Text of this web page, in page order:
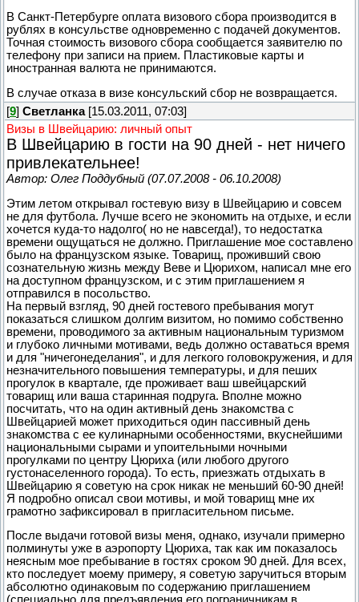
В Санкт-Петербурге оплата визового сбора производится в
рублях в консульстве одновременно с подачей документов.
Точная стоимость визового сбора сообщается заявителю по
телефону при записи на прием. Пластиковые карты и
иностранная валюта не принимаются.
В случае отказа в визе консульский сбор не возвращается.
[9] Светланка[15.03.2011, 07:03]
Визы в Швейцарию: личный опыт
В Швейцарию в гости на 90 дней - нет ничего
привлекательнее!
Автор: Олег Поддубный (07.07.2008 - 06.10.2008)
Этим летом открывал гостевую визу в Швейцарию и совсем
не для футбола. Лучше всего не экономить на отдыхе, и если
хочется куда-то надолго( но не навсегда!), то недостатка
времени ощущаться не должно. Приглашение мое составлено
было на французском языке. Товарищ, проживший свою
сознательную жизнь между Веве и Цюрихом, написал мне его
на доступном французском, и с этим приглашением я
отправился в посольство.
На первый взгляд, 90 дней гостевого пребывания могут
показаться слишком долгим визитом, но помимо собственно
времени, проводимого за активным национальным туризмом
и глубоко личными мотивами, ведь должно оставаться время
и для "ничегонеделания", и для легкого головокружения, и для
незначительного повышения температуры, и для пеших
прогулок в квартале, где проживает ваш швейцарский
товарищ или ваша старинная подруга. Вполне можно
посчитать, что на один активный день знакомства с
Швейцарией может приходиться один пассивный день
знакомства с ее кулинарными особенностями, вкуснейшими
национальными сырами и упоительными ночными
прогулками по центру Цюриха (или любого другого
густонаселенного города). То есть, приезжать отдыхать в
Швейцарию я советую на срок никак не меньший 60-90 дней!
Я подробно описал свои мотивы, и мой товарищ мне их
грамотно зафиксировал в пригласительном письме.
После выдачи готовой визы меня, однако, изучали примерно
полминуты уже в аэропорту Цюриха, так как им показалось
неясным мое пребывание в гостях сроком 90 дней. Для всех,
кто последует моему примеру, я советую заручиться вторым
абсолютно одинаковым по содержанию приглашением